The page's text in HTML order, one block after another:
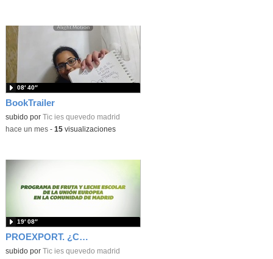
BookTrailer
subido por Tic ies quevedo madrid
08′ 40″
-hace un mes- 15visualizaciones
PROEXPORT. ¿Cómo producimos frutas y hortalizas en España?
subido por Tic ies quevedo madrid
19′ 08″